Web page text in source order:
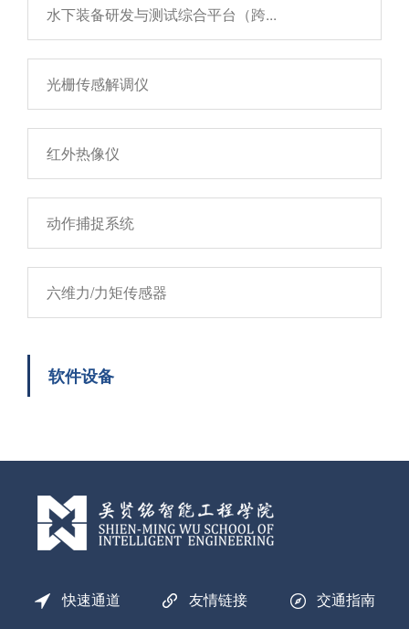
水下装备研发与测试综合平台（跨...
光栅传感解调仪
红外热像仪
动作捕捉系统
六维力/力矩传感器
软件设备
快速通道 友情链接 交通指南